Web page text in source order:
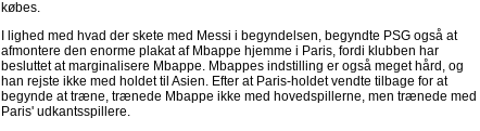
købes.
I lighed med hvad der skete med Messi i begyndelsen, begyndte PSG også at
afmontere den enorme plakat af Mbappe hjemme i Paris, fordi klubben har
besluttet at marginalisere Mbappe. Mbappes indstilling er også meget hård, og
han rejste ikke med holdet til Asien. Efter at Paris-holdet vendte tilbage for at
begynde at træne, trænede Mbappe ikke med hovedspillerne, men trænede med
Paris' udkantsspillere.